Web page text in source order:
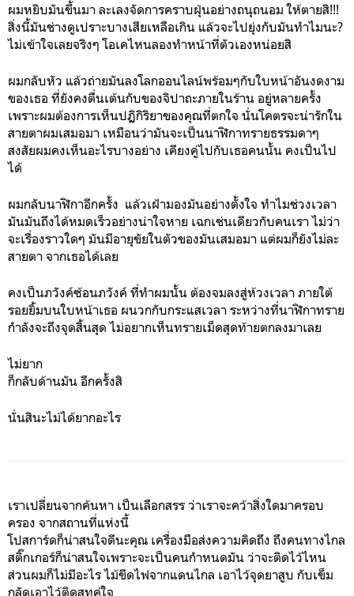
ผมหยิบมันขึ้นมา ละเลงจัดการคราบฝุ่นอย่างถนุถนอม ให้ตายสิ!!!
สิ่งนี้มันช่างดูเปราะบางเสียเหลือเกิน แล้วจะไปยุ่งกับมันทำไมนะ?
ไม่เข้าใจเลยจริงๆ โอเคไหนลองทำหน้าที่ตัวเองหน่อยสิ
ผมกลับหัว แล้วถ่ายมันลงโลกออนไลน์พร้อมๆกับใบหน้าอันงดงาม
ของเธอ ที่ยังคงตื่นเต้นกับของจิปาถะภายในร้าน อยู่หลายครั้ง
เพราะผมต้องการเห็นปฏิกิริยาของคุณที่ตกใจ นั่นโคตรจะน่ารักใน
สายตาผมเสมอมา เหมือนว่ามันจะเป็นนาฬิกาทรายธรรมดาๆ
สงสัยผมคงเห็นอะไรบางอย่าง เคียงคู่ไปกับเธอคนนั้น คงเป็นไป
ได้
ผมกลับนาฬิกาอีกครั้ง แล้วเฝ้ามองมันอย่างตั้งใจ ทำไมช่วงเวลา
มันมันถึงได้หมดเร็วอย่างน่าใจหาย เฉกเช่นเดียวกับคนเรา ไม่ว่า
จะเรื่องราวใดๆ มันมีอายุขัยในตัวของมันเสมอมา แต่ผมก็ยังไม่ละ
สายตา จากเธอได้เลย
คงเป็นภวังค์ซ้อนภวังค์ ที่ทำผมนั้น ต้องจมลงสู่ห้วงเวลา ภายใต้
รอยยิ้มบนใบหน้าเธอ ผนวกกับกระแสเวลา ระหว่างที่นาฬิกาทราย
กำลังจะถึงจุดสิ้นสุด ไม่อยากเห็นทรายเม็ดสุดท้ายตกลงมาเลย
ไม่ยาก
ก็กลับด้านมัน อีกครั้งสิ
นั่นสินะไม่ได้ยากอะไร
เราเปลี่ยนจากค้นหา เป็นเลือกสรร ว่าเราจะคว้าสิ่งใดมาครอบ
ครอง จากสถานที่แห่งนี้
โปสการ์ดก็น่าสนใจดีนะคุณ เครื่องมือส่งความคิดถึง ถึงคนทางไกล
สติ๊กเกอร์ก็น่าสนใจเพราะจะเป็นคนกำหนดมัน ว่าจะติดไว้ไหน
ส่วนผมก็ไม่มีอะไร ไม้ขีดไฟจากแดนไกล เอาไว้จุดยาสูบ กับเข็ม
กลัดเอาไว้ติดสูทคู่ใจ